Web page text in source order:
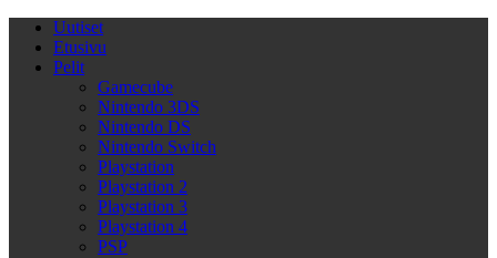
Uutiset
Etusivu
Pelit
Gamecube
Nintendo 3DS
Nintendo DS
Nintendo Switch
Playstation
Playstation 2
Playstation 3
Playstation 4
PSP